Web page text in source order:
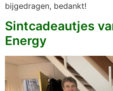
bijgedragen, bedankt!
Sintcadeautjes
Energy